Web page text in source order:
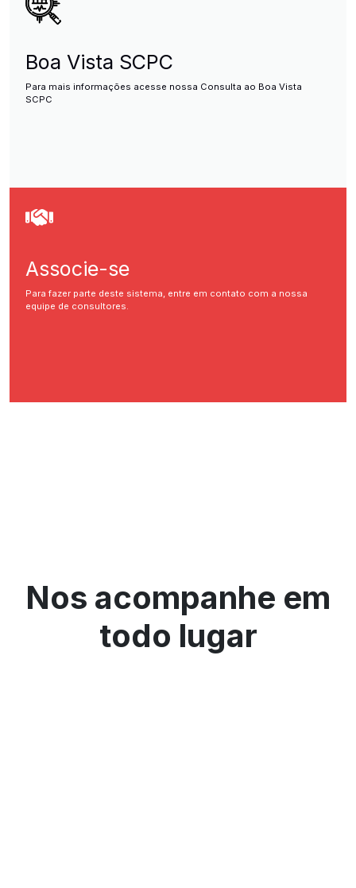
Boa Vista SCPC
Para mais informações acesse nossa Consulta ao Boa Vista
SCPC
Associe-se
Para fazer parte deste sistema, entre em contato com a nossa
equipe de consultores.
Nos acompanhe em
todo lugar